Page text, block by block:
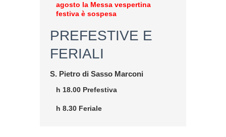
agosto la Messa vespertina
festiva è sospesa
PREFESTIVE E
FERIALI
S. Pietro di Sasso Marconi
h 18.00 Prefestiva
h 8.30 Feriale